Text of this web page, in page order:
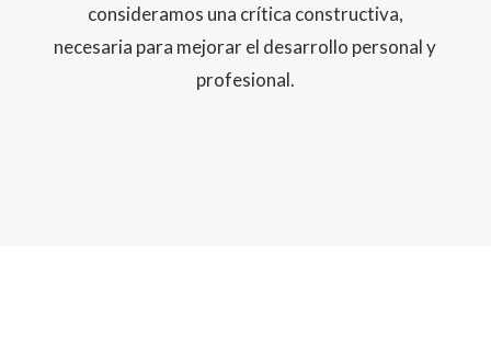
consideramos una crítica constructiva,
necesaria para mejorar el desarrollo personal y
profesional.